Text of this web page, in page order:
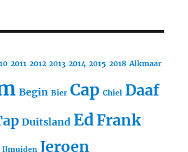
2011 2012 2013 2014 2015 2018 Alkmaar
Begin Bier Cap Chiel Daaf
Duitsland EdFrank
IJmuiden Jeroen